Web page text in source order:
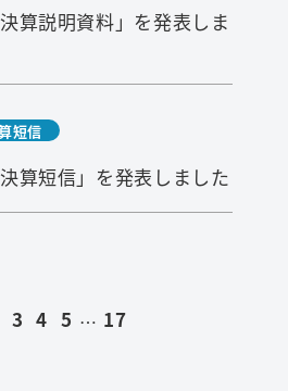
算説明資料」を発表しま
短信
算短信」を発表しました
3 4 5 … 17